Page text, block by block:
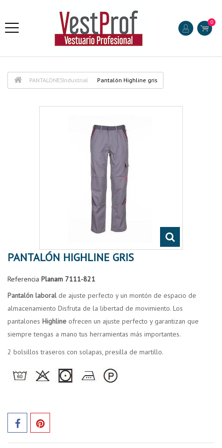
0
PANTALONESIndustrial Pantalón Highline gris
PANTALÓN HIGHLINE GRIS
Referencia Planam 7111-821
Pantalón laboral de ajuste perfecto y un montón de espacio de
almacenamiento Disfruta de la libertad de movimiento. Los
pantalones Highline ofrecen un ajuste perfecto y garantizan que
siempre tengas a mano tus herramientas más importantes.
2 bolsillos traseros con solapas, presilla de martillo.